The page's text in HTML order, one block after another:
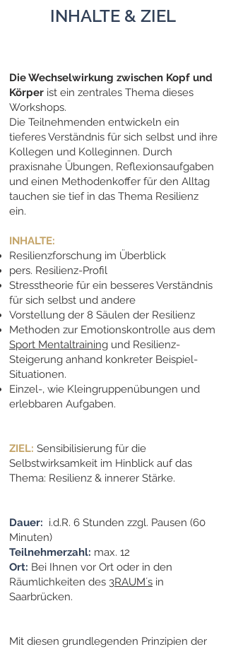
INHALTE & ZIEL
Die Wechselwirkung zwischen Kopf und
Körper ist ein zentrales Thema dieses
Workshops.
Die Teilnehmenden entwickeln ein
tieferes Verständnis für sich selbst und ihre
Kollegen und Kolleginnen. Durch
praxisnahe Übungen, Reflexionsaufgaben
und einen Methodenkoffer für den Alltag
tauchen sie tief in das Thema Resilienz
ein.
INHALTE:
Resilienzforschung im Überblick
pers. Resilienz-Profil
Stresstheorie für ein besseres Verständnis
für sich selbst und andere
Vorstellung der 8 Säulen der Resilienz
Methoden zur Emotionskontrolle aus dem
Sport Mentaltraining und Resilienz-
Steigerung anhand konkreter Beispiel-
Situationen.
Einzel-, wie Kleingruppenübungen und
erlebbaren Aufgaben.
ZIEL: Sensibilisierung für die
Selbstwirksamkeit im Hinblick auf das
Thema: Resilienz & innerer Stärke.
Dauer: i.d.R. 6 Stunden zzgl. Pausen (60
Minuten)
Teilnehmerzahl: max. 12
Ort: Bei Ihnen vor Ort oder in den
Räumlichkeiten des 3RAUM´s in
Saarbrücken.
Mit diesen grundlegenden Prinzipien der